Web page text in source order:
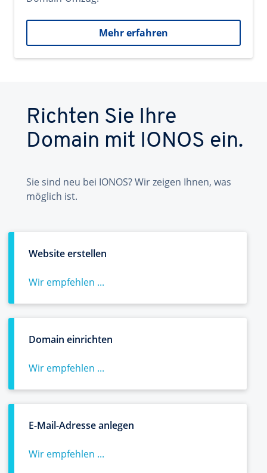
Mehr erfahren
Richten Sie Ihre
Domain mit IONOS ein.
Sie sind neu bei IONOS? Wir zeigen Ihnen, was
möglich ist.
Website erstellen
Wir empfehlen ...
Domain einrichten
Wir empfehlen ...
E-Mail-Adresse anlegen
Wir empfehlen ...